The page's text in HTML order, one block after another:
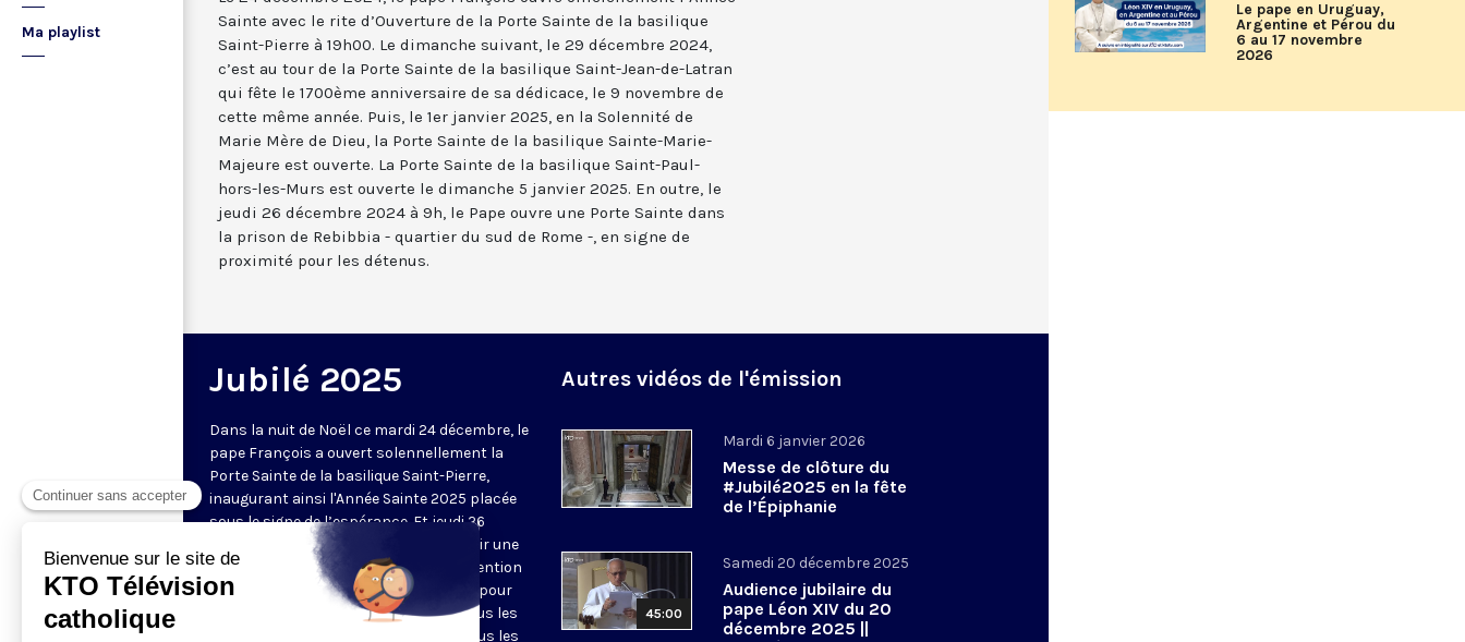
Ma playlist
Sainte avec le rite d’Ouverture de la Porte Sainte de la basilique
Saint-Pierre à 19h00. Le dimanche suivant, le 29 décembre 2024,
c’est au tour de la Porte Sainte de la basilique Saint-Jean-de-Latran
qui fête le 1700ème anniversaire de sa dédicace, le 9 novembre de
cette même année. Puis, le 1er janvier 2025, en la Solennité de
Marie Mère de Dieu, la Porte Sainte de la basilique Sainte-Marie-
Majeure est ouverte. La Porte Sainte de la basilique Saint-Paul-
hors-les-Murs est ouverte le dimanche 5 janvier 2025. En outre, le
jeudi 26 décembre 2024 à 9h, le Pape ouvre une Porte Sainte dans
la prison de Rebibbia - quartier du sud de Rome -, en signe de
proximité pour les détenus.
Jubilé 2025
Dans la nuit de Noël ce mardi 24 décembre, le
pape François a ouvert solennellement la
Porte Sainte de la basilique Saint-Pierre,
inaugurant ainsi l'Année Sainte 2025 placée
sous le signe de l’espérance. Et jeudi 26
décembre, le Saint-Père a choisi d'ouvrir une
seconde Porte Sainte au centre de détention
de Rebibbia dans le nord est de Rome, pour
manifester la proximité de l'Eglise à tous les
détenus. Ce Jubilé ordinaire, célébré tous les
Autres vidéos de l'émission
Mardi 6 janvier 2026
Messe de clôture du
#Jubilé2025 en la fête
de l’Épiphanie
45:00
Samedi 20 décembre 2025
Audience jubilaire du
pape Léon XIV du 20
décembre 2025 ||
Le pape en Uruguay,
Argentine et Pérou du
6 au 17 novembre
2026